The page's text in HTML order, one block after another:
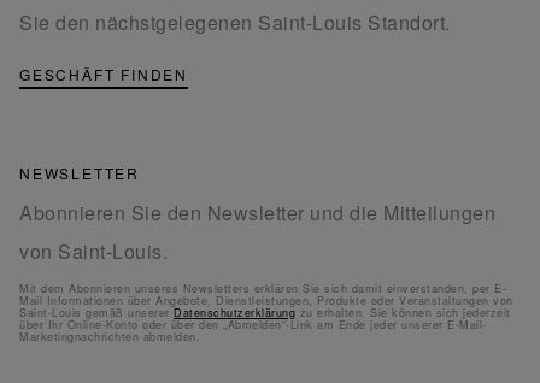
Sie den nächstgelegenen Saint-Louis Standort.
GESCHÄFT FINDEN
NEWSLETTER
Abonnieren Sie den Newsletter und die Mitteilungen
von Saint-Louis.
Mit dem Abonnieren unseres Newsletters erklären Sie sich damit einverstanden, per E-
Mail Informationen über Angebote, Dienstleistungen, Produkte oder Veranstaltungen von
Saint-Louis gemäß unserer Datenschutzerklärung zu erhalten. Sie können sich jederzeit
über Ihr Online-Konto oder über den „Abmelden“-Link am Ende jeder unserer E-Mail-
Marketingnachrichten abmelden.